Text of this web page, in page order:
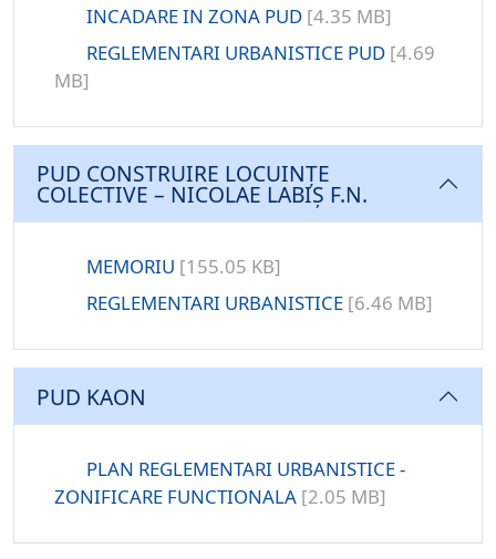
INCADARE IN ZONA PUD [4.35 MB]
REGLEMENTARI URBANISTICE PUD [4.69
MB]
PUD CONSTRUIRE LOCUINȚE
COLECTIVE – NICOLAE LABIȘ F.N.
MEMORIU [155.05 KB]
REGLEMENTARI URBANISTICE [6.46 MB]
PUD KAON
PLAN REGLEMENTARI URBANISTICE -
ZONIFICARE FUNCTIONALA [2.05 MB]